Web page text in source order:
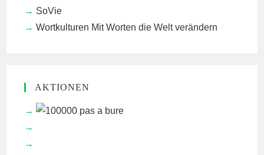
SoVie
Wortkulturen Mit Worten die Welt verändern
AKTIONEN